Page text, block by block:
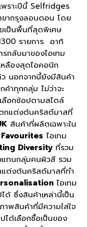
พราะปีนี้ Selfridges
ขากรุงลอนดอน โดย
เป็นพื้นที่สุดพิเศษ
รายการ อาทิ
กลับมาของไอเทม
ลืองสุดไอคอนิก
นอกจากนี้ยังมีสินค้า
ค้าทุกกลุ่ม ไม่ว่าจะ
ลือกช้อปตามสไตล์
กแต่งต้นคริสต์มาสที่
สินค้าที่ผลิตเฉพาะใน
ไอเทม
Diversity ที่รวม
ทนกลุ่มคนผิวสี รวม
ต่งต้นคริสต์มาสที่ทำ
ไอเทม
ด้ ซึ่งสินค้าเหล่านี้เป็น
พสินค้าที่มีความใส่ใจ
ได้เลือกซื้อเป็นของ